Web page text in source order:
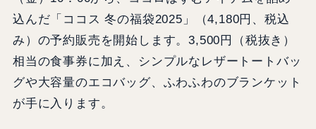
込んだ「ココス 冬の福袋2025」（4,180円、税込
み）の予約販売を開始します。3,500円（税抜き）
相当の食事券に加え、シンプルなレザートートバッ
グや大容量のエコバッグ、ふわふわのブランケット
が手に入ります。